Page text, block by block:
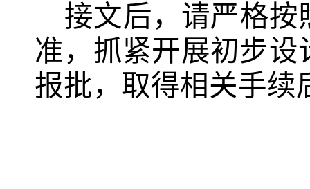
接文后，请严格
准，抓紧开展初步设
报批， 取得相关手续